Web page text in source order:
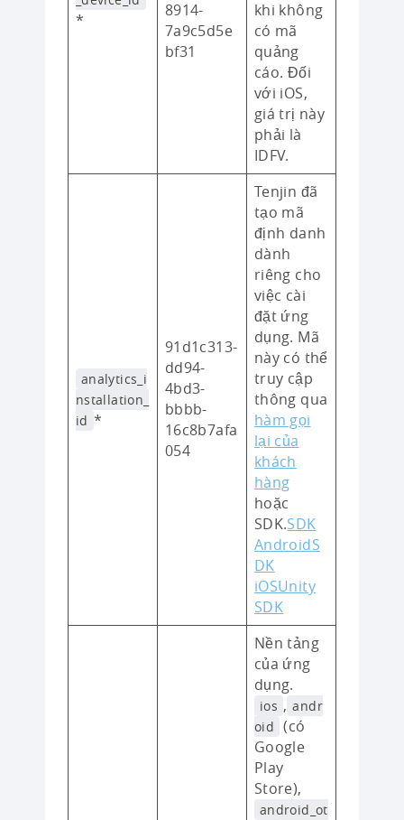
*
8914-
7a9c5d5e
bf31
khi không
có mã
quảng
cáo. Đối
với iOS,
giá trị này
phải là
IDFV.
analytics_i
nstallation_
id *
91d1c313-
dd94-
4bd3-
bbbb-
16c8b7afa
054
Tenjin đã
tạo mã
định danh
dành
riêng cho
việc cài
đặt ứng
dụng. Mã
này có thể
truy cập
thông qua
hàm gọi
lại của
khách
hàng
hoặc
SDK.SDK
AndroidS
DK
iOSUnity
SDK
Nền tảng
của ứng
dụng.
ios , andr
oid (có
Google
Play
Store),
android_ot